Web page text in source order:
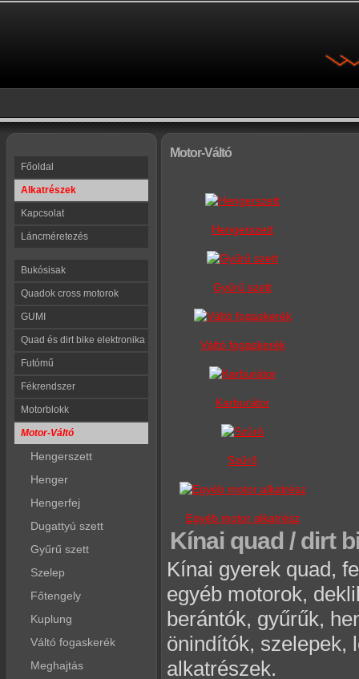
Főoldal
Alkatrészek
Kapcsolat
Láncméretezés
Bukósisak
Quadok cross motorok
GUMI
Quad és dirt bike elektronika
Futómű
Fékrendszer
Motorblokk
Motor-Váltó
Hengerszett
Henger
Hengerfej
Dugattyú szett
Gyűrű szett
Szelep
Főtengely
Kuplung
Váltó fogaskerék
Meghajtás
Motor-Váltó
Hengerszett
Gyűrű szett
Váltó fogaskerék
Karburátor
Szűrő
Egyéb motor alkatrész
Kínai quad / dirt
Kínai gyerek quad,
egyéb motorok,
berántók, gyűrűk,
önindítók, szelepek,
alkatrészek.